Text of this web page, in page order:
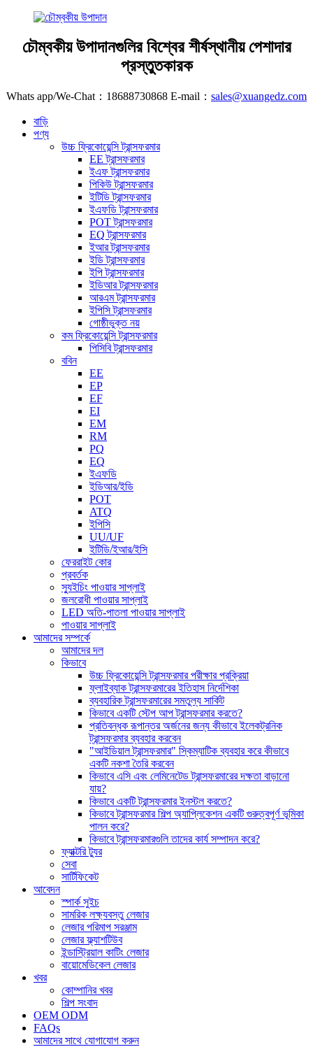
চৌম্বকীয় উপাদানগুলির বিশ্বের শীর্ষস্থানীয় পেশাদার
প্রস্তুতকারক
Whats app/We-Chat：18688730868 E-mail： sales@xuangedz.com
বাড়ি
পণ্য
উচ্চ ফ্রিকোয়েন্সি ট্রান্সফরমার
EE ট্রান্সফরমার
ইএফ ট্রান্সফরমার
পিকিউ ট্রান্সফরমার
ইটিডি ট্রান্সফরমার
ইএফডি ট্রান্সফরমার
POT ট্রান্সফরমার
EQ ট্রান্সফরমার
ইআর ট্রান্সফরমার
ইডি ট্রান্সফরমার
ইপি ট্রান্সফরমার
ইডিআর ট্রান্সফরমার
আরএম ট্রান্সফরমার
ইপিসি ট্রান্সফরমার
গোষ্ঠীভুক্ত নয়
কম ফ্রিকোয়েন্সি ট্রান্সফরমার
পিসিবি ট্রান্সফরমার
ববিন
EE
EP
EF
EI
EM
RM
PQ
EQ
ইএফডি
ইডিআর/ইডি
POT
ATQ
ইপিসি
UU/UF
ইটিডি/ইআর/ইসি
ফেররাইট কোর
প্রবর্তক
স্যুইচিং পাওয়ার সাপ্লাই
জলরোধী পাওয়ার সাপ্লাই
LED অতি-পাতলা পাওয়ার সাপ্লাই
পাওয়ার সাপ্লাই
আমাদের সম্পর্কে
আমাদের দল
কিভাবে
উচ্চ ফ্রিকোয়েন্সি ট্রান্সফরমার পরীক্ষার প্রক্রিয়া
ফ্লাইব্যাক ট্রান্সফরমারের ইতিহাস নির্দেশিকা
ব্যবহারিক ট্রান্সফরমারের সমতুল্য সার্কিট
কিভাবে একটি স্টেপ আপ ট্রান্সফরমার করতে?
প্রতিবন্ধক রূপান্তর অর্জনের জন্য কীভাবে ইলেকট্রনিক
ট্রান্সফরমার ব্যবহার করবেন
"আইডিয়াল ট্রান্সফরমার" স্কিম্যাটিক ব্যবহার করে কীভাবে
একটি নকশা তৈরি করবেন
কিভাবে এসি এবং লেমিনেটেড ট্রান্সফরমারের দক্ষতা বাড়ানো
যায়?
কিভাবে একটি ট্রান্সফরমার ইনস্টল করতে?
কিভাবে ট্রান্সফরমার শিল্প অ্যাপ্লিকেশন একটি গুরুত্বপূর্ণ ভূমিকা
পালন করে?
কিভাবে ট্রান্সফরমারগুলি তাদের কার্য সম্পাদন করে?
ফ্যাক্টরি ট্যুর
সেবা
সার্টিফিকেট
আবেদন
স্পার্ক সুইচ
সামরিক লক্ষ্যবস্তু লেজার
লেজার পরিমাপ সরঞ্জাম
লেজার ফ্ল্যাশটিউব
ইন্ডাস্ট্রিয়াল কাটিং লেজার
বায়োমেডিকেল লেজার
খবর
কোম্পানির খবর
শিল্প সংবাদ
OEM ODM
FAQs
আমাদের সাথে যোগাযোগ করুন